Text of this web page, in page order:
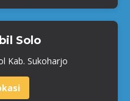
Solo
Kab. Sukoharjo